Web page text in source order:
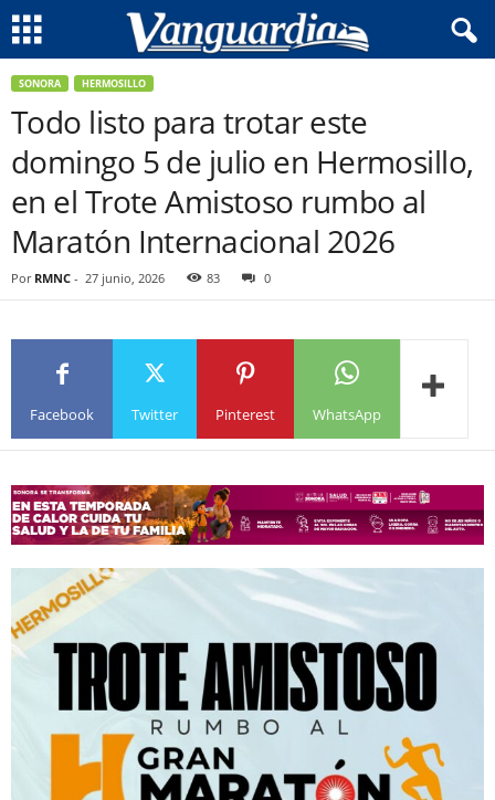
SONORA HERMOSILLO
Todo listo para trotar este
domingo 5 de julio en Hermosillo,
en el Trote Amistoso rumbo al
Maratón Internacional 2026
Por RMNC - 27 junio, 2026 83 0
Facebook Twitter Pinterest WhatsApp